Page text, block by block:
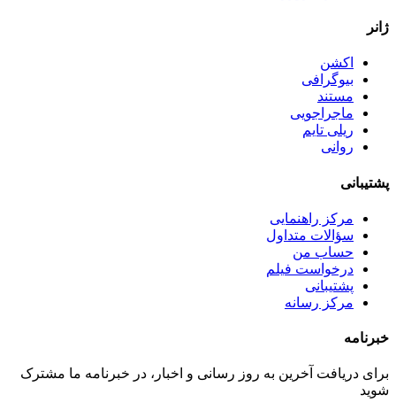
ژانر
اکشن
بیوگرافی
مستند
ماجراجویی
ریلی تایم
روانی
پشتیبانی
مرکز راهنمایی
سؤالات متداول
حساب من
درخواست فیلم
پشتیبانی
مرکز رسانه
خبرنامه
برای دریافت آخرین به روز رسانی و اخبار، در خبرنامه ما مشترک
شوید